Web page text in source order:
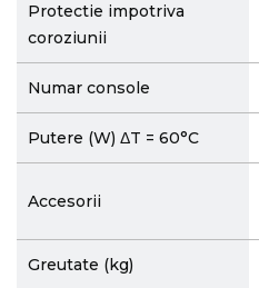
Protectie impotriva
coroziunii
Numar console
Putere (W) ΔT = 60°C
Accesorii
Greutate (kg)